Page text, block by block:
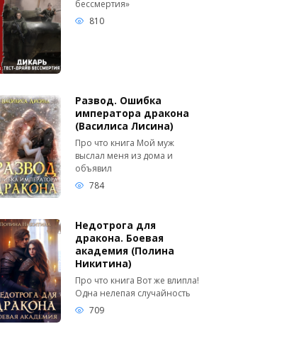
бессмертия»
810
Развод. Ошибка
императора дракона
(Василиса Лисина)
Про что книга Мой муж
выслал меня из дома и
объявил
784
Недотрога для
дракона. Боевая
академия (Полина
Никитина)
Про что книга Вот же влипла!
Одна нелепая случайность
709